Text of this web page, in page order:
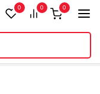
0 0 0